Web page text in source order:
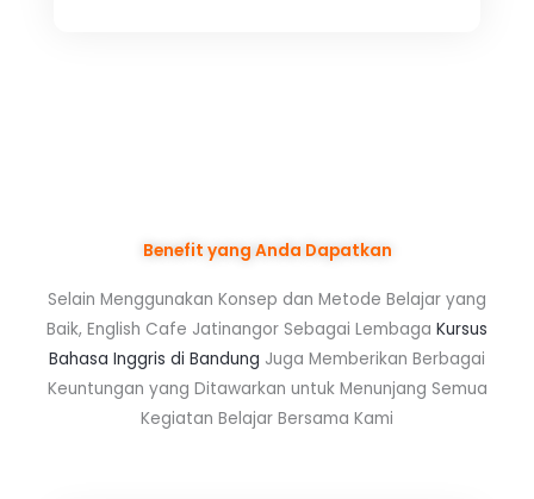
Benefit yang Anda Dapatkan
Selain Menggunakan Konsep dan Metode Belajar yang
Baik, English Cafe Jatinangor Sebagai Lembaga Kursus
Bahasa Inggris di Bandung Juga Memberikan Berbagai
Keuntungan yang Ditawarkan untuk Menunjang Semua
Kegiatan Belajar Bersama Kami